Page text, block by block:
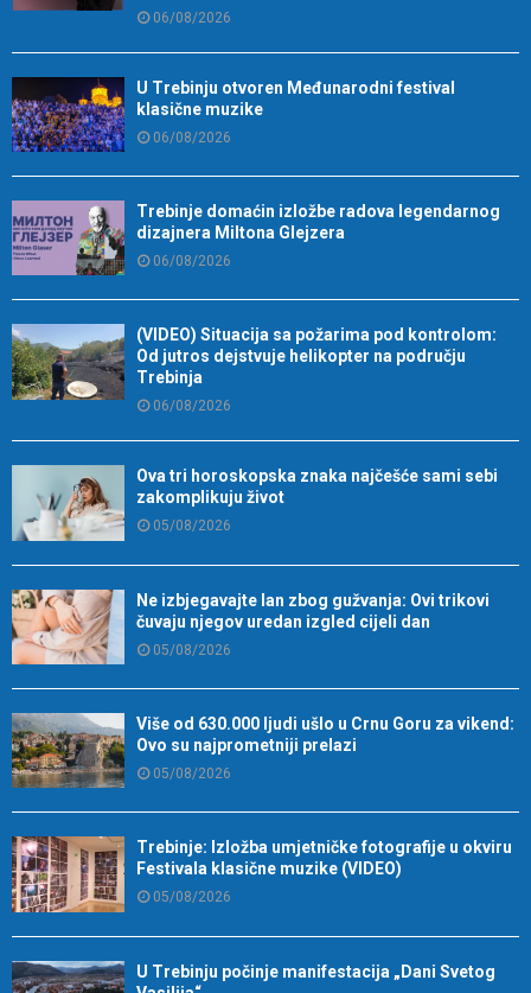
06/08/2026
U Trebinju otvoren Međunarodni festival
klasične muzike
06/08/2026
Trebinje domaćin izložbe radova legendarnog
dizajnera Miltona Glejzera
06/08/2026
(VIDEO) Situacija sa požarima pod kontrolom:
Od jutros dejstvuje helikopter na području
Trebinja
06/08/2026
Ova tri horoskopska znaka najčešće sami sebi
zakomplikuju život
05/08/2026
Ne izbjegavajte lan zbog gužvanja: Ovi trikovi
čuvaju njegov uredan izgled cijeli dan
05/08/2026
Više od 630.000 ljudi ušlo u Crnu Goru za vikend:
Ovo su najprometniji prelazi
05/08/2026
Trebinje: Izložba umjetničke fotografije u okviru
Festivala klasične muzike (VIDEO)
05/08/2026
U Trebinju počinje manifestacija „Dani Svetog